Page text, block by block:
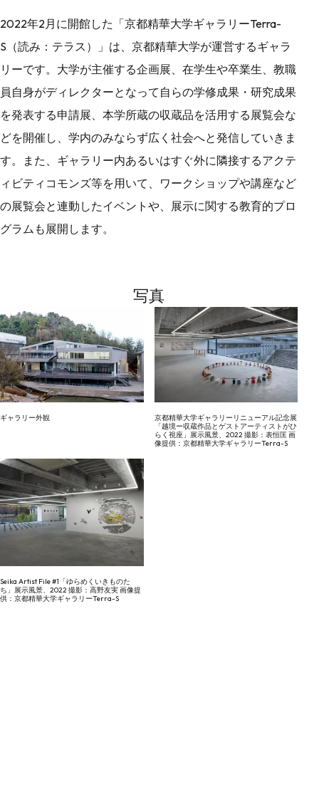
2022年2月に開館した「京都精華大学ギャラリーTerra-
S（読み：テラス）」は、京都精華大学が運営するギャラ
リーです。大学が主催する企画展、在学生や卒業生、教職
員自身がディレクターとなって自らの学修成果・研究成果
を発表する申請展、本学所蔵の収蔵品を活用する展覧会な
どを開催し、学内のみならず広く社会へと発信していきま
す。また、ギャラリー内あるいはすぐ外に隣接するアクテ
ィビティコモンズ等を用いて、ワークショップや講座など
の展覧会と連動したイベントや、展示に関する教育的プロ
グラムも展開します。
写真
ギャラリー外観
京都精華大学ギャラリーリニューアル記念展
「越境ー収蔵作品とゲストアーティストがひ
らく視座」展示風景、2022 撮影：表恒匡 画
像提供：京都精華大学ギャラリーTerra-S
Seika Artist File #1「ゆらめくいきものた
ち」展示風景、2022 撮影：高野友実 画像提
供：京都精華大学ギャラリーTerra-S